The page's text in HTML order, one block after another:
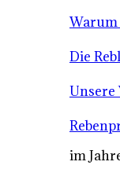
Warum
Die
Unsere
im